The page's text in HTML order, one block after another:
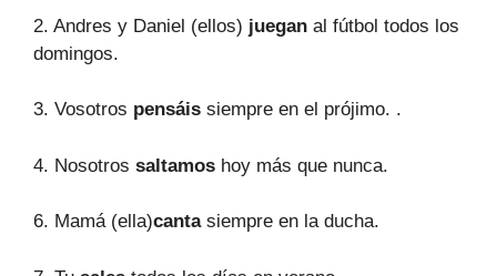
2. Andres y Daniel (ellos) juegan al fútbol todos los
domingos.
3. Vosotros pensáis siempre en el prójimo. .
4. Nosotros saltamos hoy más que nunca.
6. Mamá (ella)cantasiempre en la ducha.